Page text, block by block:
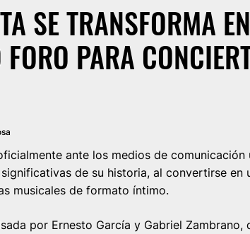
SE TRANSFORMA
PARA
ante los medios de comunicación
de su historia, al convertirse en
musicales de formato íntimo.
por Ernesto García y Gabriel Zambrano,